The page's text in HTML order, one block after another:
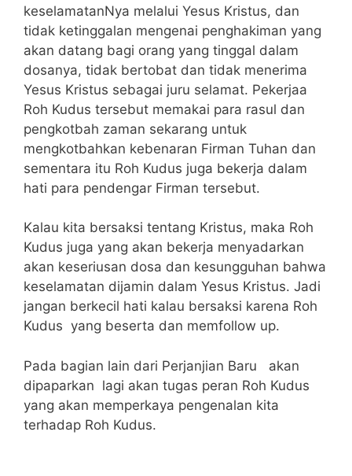
keselamatanNya melalui Yesus Kristus, dan
tidak ketinggalan mengenai penghakiman yang
akan datang bagi orang yang tinggal dalam
dosanya, tidak bertobat dan tidak menerima
Yesus Kristus sebagai juru selamat. Pekerjaa
Roh Kudus tersebut memakai para rasul dan
pengkotbah zaman sekarang untuk
mengkotbahkan kebenaran Firman Tuhan dan
sementara itu Roh Kudus juga bekerja dalam
hati para pendengar Firman tersebut.
Kalau kita bersaksi tentang Kristus, maka Roh
Kudus juga yang akan bekerja menyadarkan
akan keseriusan dosa dan kesungguhan bahwa
keselamatan dijamin dalam Yesus Kristus. Jadi
jangan berkecil hati kalau bersaksi karena Roh
Kudus yang beserta dan memfollow up.
Pada bagian lain dari Perjanjian Baru akan
dipaparkan lagi akan tugas peran Roh Kudus
yang akan memperkaya pengenalan kita
terhadap Roh Kudus.